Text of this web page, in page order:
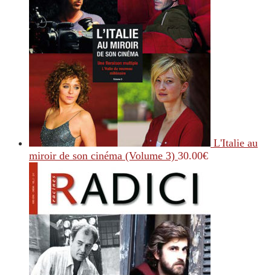
L'Italie au
miroir de son cinéma (Volume 3) 30.00€